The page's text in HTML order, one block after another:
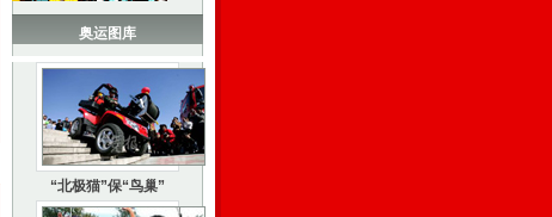
奥运图库
“北极猫”保“鸟巢”